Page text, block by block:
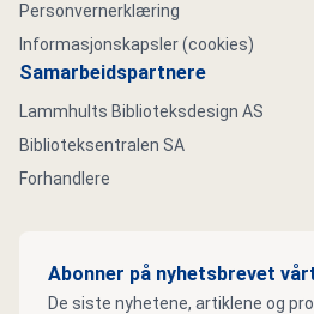
Personvernerklæring
Informasjonskapsler (cookies)
Samarbeidspartnere
Lammhults Biblioteksdesign AS
Biblioteksentralen SA
Forhandlere
Abonner på nyhetsbrevet
De siste nyhetene, artiklene og